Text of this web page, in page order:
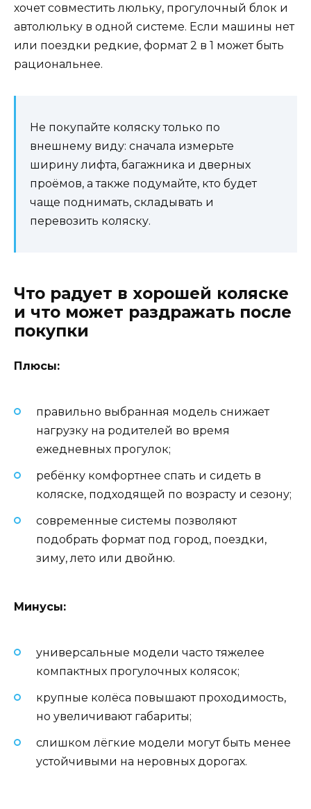
хочет совместить люльку, прогулочный блок и
автолюльку в одной системе. Если машины нет
или поездки редкие, формат 2 в 1 может быть
рациональнее.
Не покупайте коляску только по
внешнему виду: сначала измерьте
ширину лифта, багажника и дверных
проёмов, а также подумайте, кто будет
чаще поднимать, складывать и
перевозить коляску.
Что радует в хорошей коляске
и что может раздражать после
покупки
Плюсы:
правильно выбранная модель снижает
нагрузку на родителей во время
ежедневных прогулок;
ребёнку комфортнее спать и сидеть в
коляске, подходящей по возрасту и сезону;
современные системы позволяют
подобрать формат под город, поездки,
зиму, лето или двойню.
Минусы:
универсальные модели часто тяжелее
компактных прогулочных колясок;
крупные колёса повышают проходимость,
но увеличивают габариты;
слишком лёгкие модели могут быть менее
устойчивыми на неровных дорогах.